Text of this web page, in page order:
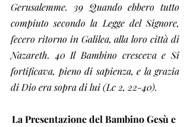
Gerusalemme. 39 Quando ebbero tutto
compiuto secondo la Legge del Signore,
fecero ritorno in Galilea, alla loro città di
Nazareth. 40 Il Bambino cresceva e Si
fortificava, pieno di sapienza, e la grazia
di Dio era sopra di lui (Lc 2, 22-40).
La Presentazione del Bambino Gesù e